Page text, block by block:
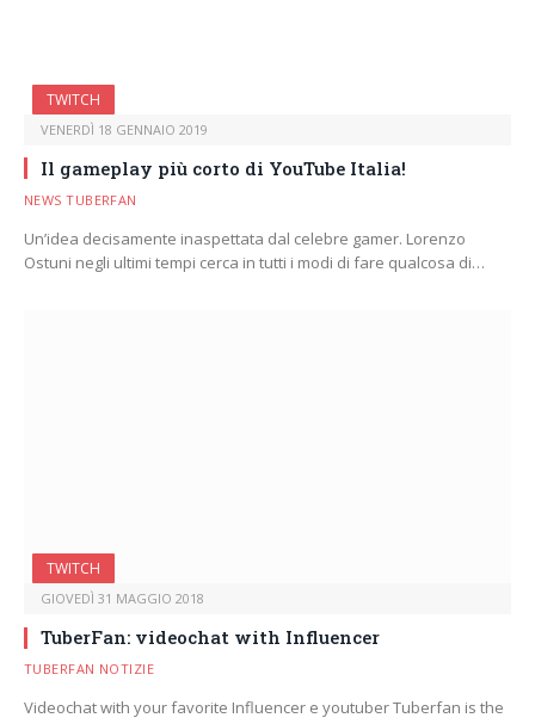
TWITCH
VENERDÌ 18 GENNAIO 2019
Il gameplay più corto di YouTube Italia!
NEWS TUBERFAN
Un’idea decisamente inaspettata dal celebre gamer. Lorenzo
Ostuni negli ultimi tempi cerca in tutti i modi di fare qualcosa di…
TWITCH
GIOVEDÌ 31 MAGGIO 2018
TuberFan: videochat with Influencer
TUBERFAN NOTIZIE
Videochat with your favorite Influencer e youtuber Tuberfan is the